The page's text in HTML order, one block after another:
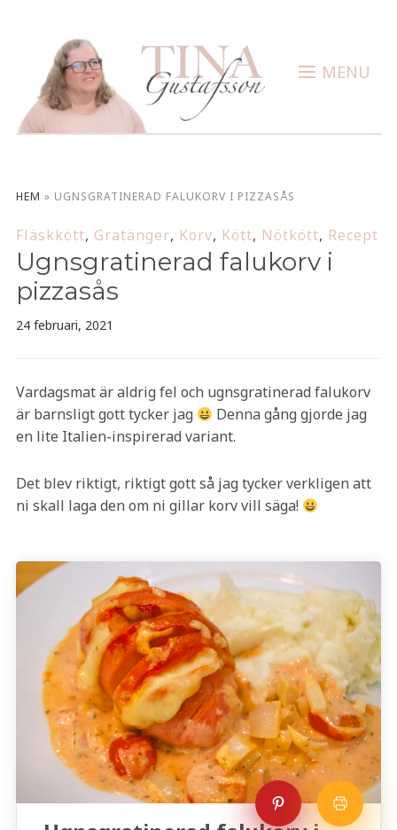
MENU
HEM » UGNSGRATINERAD FALUKORV I PIZZASÅS
Fläskkött, Gratänger, Korv, Kött, Nötkött, Recept
Ugnsgratinerad falukorv i
pizzasås
24 februari, 2021
Vardagsmat är aldrig fel och ugnsgratinerad falukorv
är barnsligt gott tycker jag
Denna gång gjorde jag
en lite Italien-inspirerad variant.
Det blev riktigt, riktigt gott så jag tycker verkligen att
ni skall laga den om ni gillar korv vill säga!